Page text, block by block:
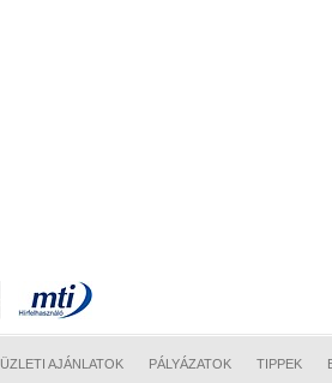
ÜZLETI AJÁNLATOK PÁLYÁZATOK TIPPEK